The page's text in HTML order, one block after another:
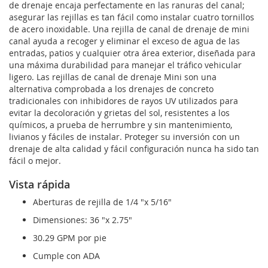
de drenaje encaja perfectamente en las ranuras del canal;
asegurar las rejillas es tan fácil como instalar cuatro tornillos
de acero inoxidable. Una rejilla de canal de drenaje de mini
canal ayuda a recoger y eliminar el exceso de agua de las
entradas, patios y cualquier otra área exterior, diseñada para
una máxima durabilidad para manejar el tráfico vehicular
ligero. Las rejillas de canal de drenaje Mini son una
alternativa comprobada a los drenajes de concreto
tradicionales con inhibidores de rayos UV utilizados para
evitar la decoloración y grietas del sol, resistentes a los
químicos, a prueba de herrumbre y sin mantenimiento,
livianos y fáciles de instalar. Proteger su inversión con un
drenaje de alta calidad y fácil configuración nunca ha sido tan
fácil o mejor.
Vista rápida
Aberturas de rejilla de 1/4 "x 5/16"
Dimensiones: 36 "x 2.75"
30.29 GPM por pie
Cumple con ADA